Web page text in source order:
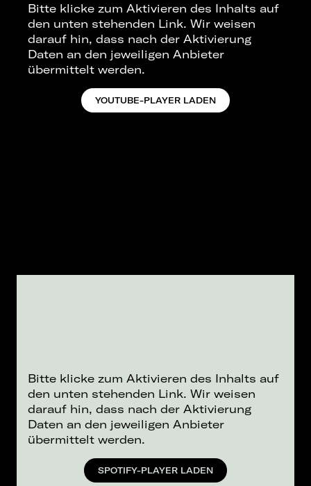
Bitte klicke zum Aktivieren des Inhalts auf
den unten stehenden Link. Wir weisen
darauf hin, dass nach der Aktivierung
Daten an den jeweiligen Anbieter
übermittelt werden.
YOUTUBE-PLAYER LADEN
Bitte klicke zum Aktivieren des Inhalts auf
den unten stehenden Link. Wir weisen
darauf hin, dass nach der Aktivierung
Daten an den jeweiligen Anbieter
übermittelt werden.
SPOTIFY-PLAYER LADEN